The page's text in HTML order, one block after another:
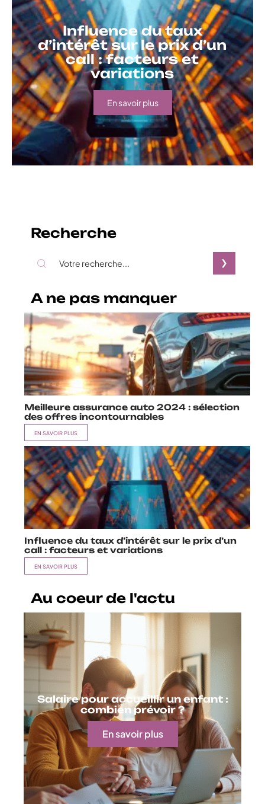
Influence du taux
d’intérêt sur le prix d’un
call : facteurs et
variations
En savoir plus
Recherche
A ne pas manquer
Meilleure assurance auto 2024 : sélection
des offres incontournables
EN SAVOIR PLUS
Influence du taux d’intérêt sur le prix d’un
call : facteurs et variations
EN SAVOIR PLUS
Au coeur de l'actu
Salaire pour accueillir un enfant :
combien prévoir ?
En savoir plus